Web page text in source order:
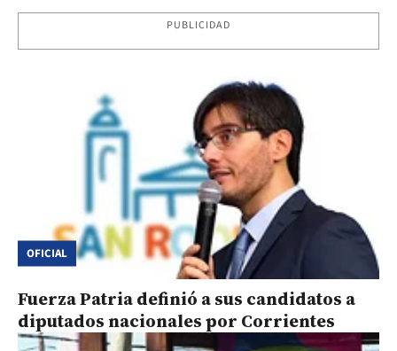
PUBLICIDAD
OFICIAL
Fuerza Patria definió a sus candidatos a
diputados nacionales por Corrientes